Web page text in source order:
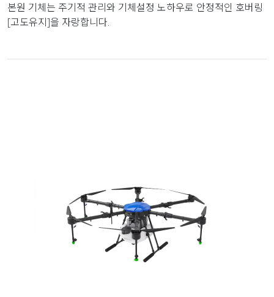
본원 기체는 주기적 관리와 기체설정 노하우로 안정적인 호버링
[고도유지]을 자랑합니다.